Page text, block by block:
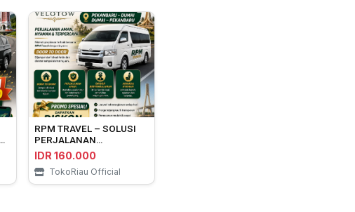
RPM TRAVEL – SOLUSI
PERJALANAN
PEKANBARU ⇄ DUMAI
IDR 160.000
TokoRiau Official